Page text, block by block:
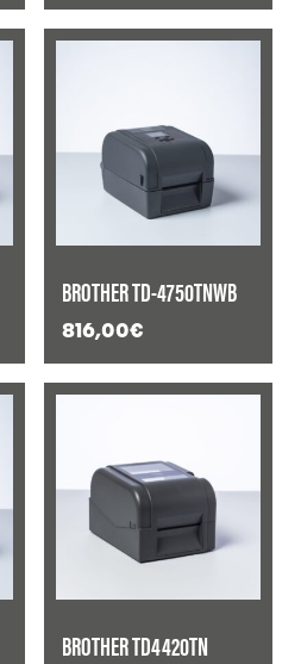
BROTHER TD-4750TNWB
816,00€
BROTHER TD4420TN